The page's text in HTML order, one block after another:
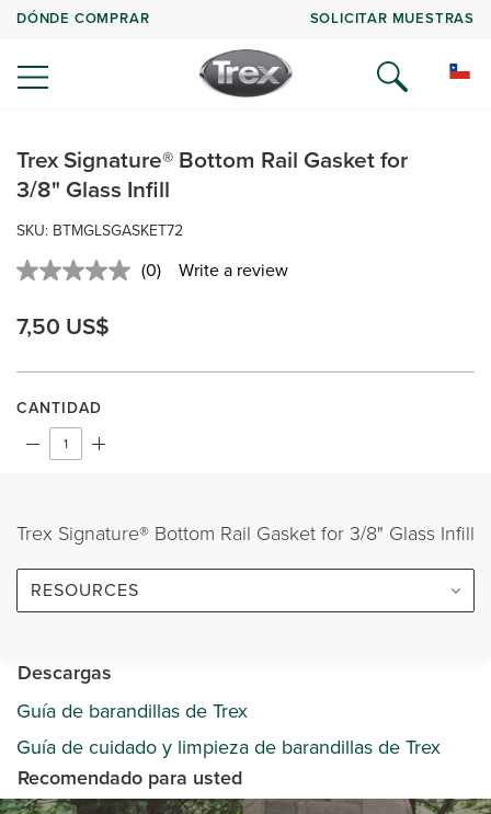
DÓNDE COMPRAR SOLICITAR MUESTRAS
Trex Signature® Bottom Rail Gasket for
3/8" Glass Infill
SKU: BTMGLSGASKET72
No
link.
(0) Write a review
7,50 US$
CANTIDAD
Trex Signature® Bottom Rail Gasket for 3/8" Glass Infill
RESOURCES
Descargas
Guía de barandillas de Trex
Guía de cuidado y limpieza de barandillas de Trex
Recomendado para usted